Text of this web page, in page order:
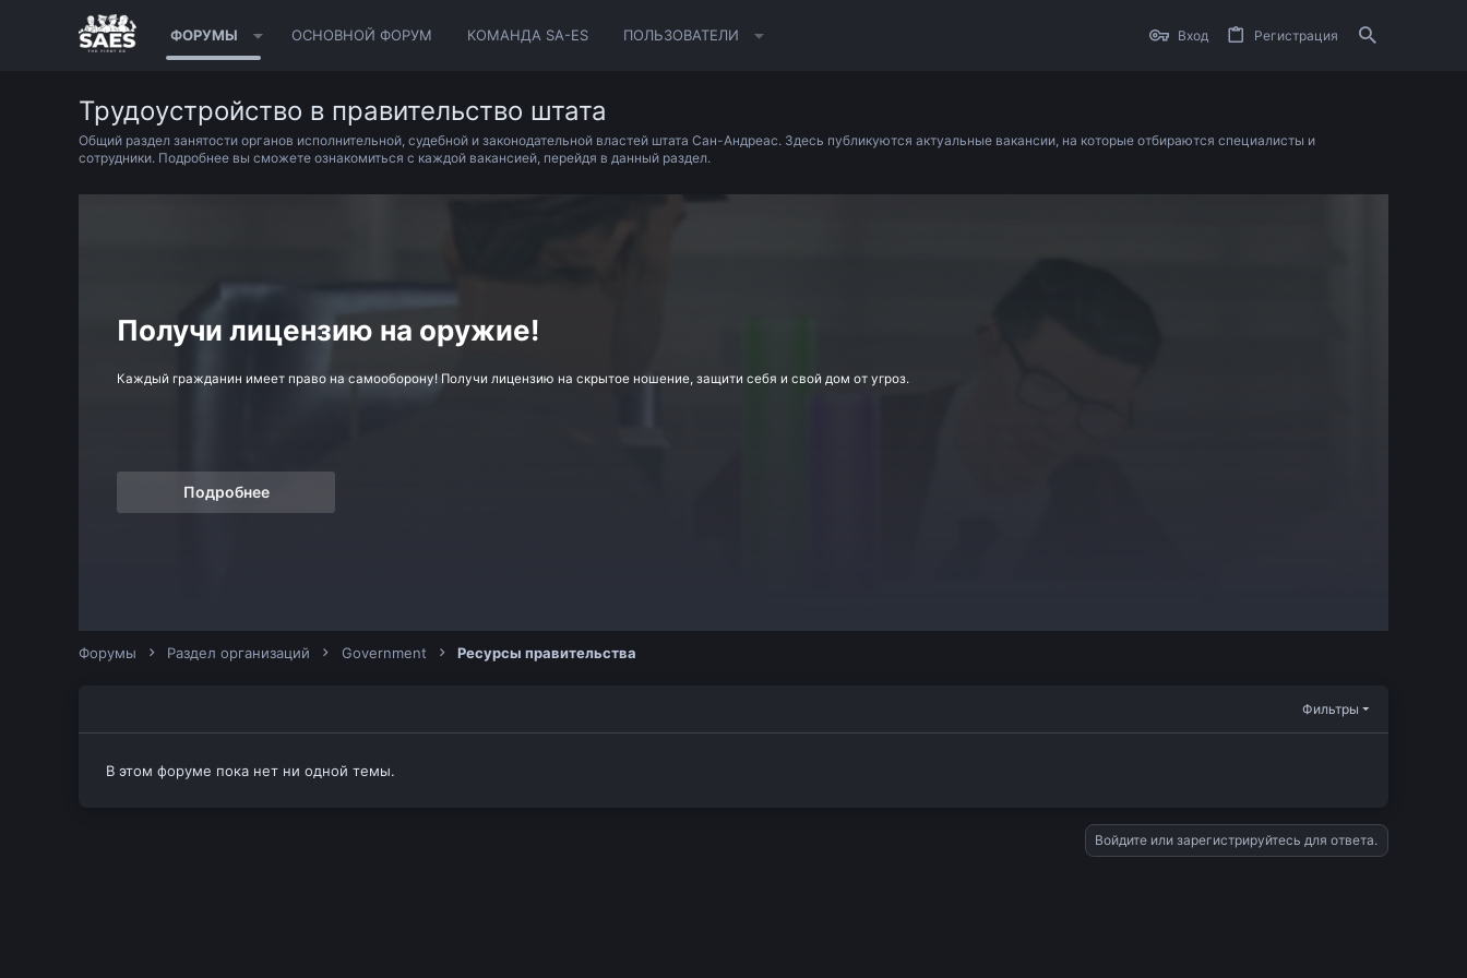
ФОРУМЫ ОСНОВНОЙ ФОРУМ КОМАНДА SA-ES ПОЛЬЗОВАТЕЛИ Вход Регистрация
Трудоустройство в правительство штата
Общий раздел занятости органов исполнительной, судебной и законодательной властей штата Сан-Андреас. Здесь публикуются актуальные вакансии, на которые отбираются специалисты и
сотрудники. Подробнее вы сможете ознакомиться с каждой вакансией, перейдя в данный раздел.
Получи лицензию на оружие!
Каждый гражданин имеет право на самооборону! Получи лицензию на скрытое ношение, защити себя и свой дом от угроз.
Подробнее
Форумы Раздел организаций Government Ресурсы правительства
Фильтры
В этом форуме пока нет ни одной темы.
Войдите или зарегистрируйтесь для ответа.